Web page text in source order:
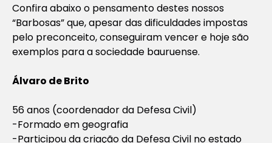
Confira abaixo o pensamento destes nossos
“Barbosas” que, apesar das dificuldades impostas
pelo preconceito, conseguiram vencer e hoje são
exemplos para a sociedade bauruense.
Álvaro de Brito
56 anos (coordenador da Defesa Civil)
-Formado em geografia
-Participou da criação da Defesa Civil no estado